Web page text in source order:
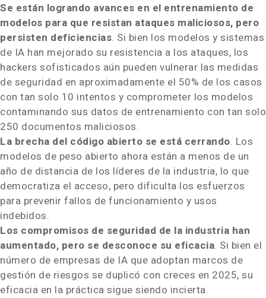
Se están logrando avances en el entrenamiento de
modelos para que resistan ataques maliciosos, pero
persisten deficiencias. Si bien los modelos y sistemas
de IA han mejorado su resistencia a los ataques, los
hackers sofisticados aún pueden vulnerar las medidas
de seguridad en aproximadamente el 50% de los casos
con tan solo 10 intentos y comprometer los modelos
contaminando sus datos de entrenamiento con tan solo
250 documentos maliciosos.
La brecha del código abierto se está cerrando. Los
modelos de peso abierto ahora están a menos de un
año de distancia de los líderes de la industria, lo que
democratiza el acceso, pero dificulta los esfuerzos
para prevenir fallos de funcionamiento y usos
indebidos.
Los compromisos de seguridad de la industria han
aumentado, pero se desconoce su eficacia. Si bien el
número de empresas de IA que adoptan marcos de
gestión de riesgos se duplicó con creces en 2025, su
eficacia en la práctica sigue siendo incierta.